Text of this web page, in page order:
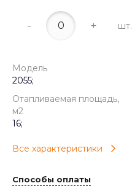
- + шт.
Модель
2055;
Отапливаемая площадь,
м2
16;
Все характеристики
Способы оплаты